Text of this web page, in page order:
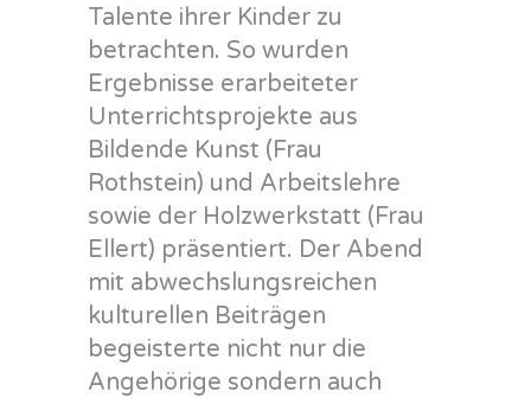
Talente ihrer Kinder zu
betrachten. So wurden
Ergebnisse erarbeiteter
Unterrichtsprojekte aus
Bildende Kunst (Frau
Rothstein) und Arbeitslehre
sowie der Holzwerkstatt (Frau
Ellert) präsentiert. Der Abend
mit abwechslungsreichen
kulturellen Beiträgen
begeisterte nicht nur die
Angehörige sondern auch